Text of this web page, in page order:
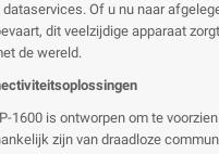
Of u nu naar
dit veelzijdige apparaat
de wereld.
1600 is ontworpen om te
zijn van draadloze